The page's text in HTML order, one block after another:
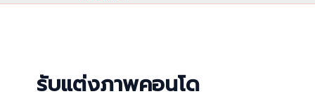
รับแต่งภาพคอนโด